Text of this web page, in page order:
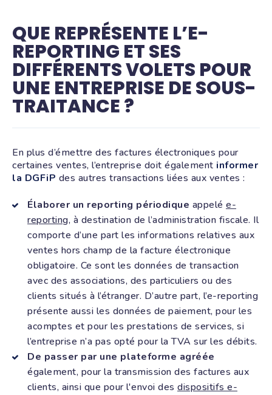
QUE REPRÉSENTE L’E-
REPORTING ET SES
DIFFÉRENTS VOLETS POUR
UNE ENTREPRISE DE SOUS-
TRAITANCE ?
En plus d’émettre des factures électroniques pour
certaines ventes, l’entreprise doit également informer
la DGFiP des autres transactions liées aux ventes :
Élaborer un reporting périodique appelé e-
reporting, à destination de l’administration fiscale. Il
comporte d’une part les informations relatives aux
ventes hors champ de la facture électronique
obligatoire. Ce sont les données de transaction
avec des associations, des particuliers ou des
clients situés à l’étranger. D’autre part, l’e-reporting
présente aussi les données de paiement, pour les
acomptes et pour les prestations de services, si
l’entreprise n’a pas opté pour la TVA sur les débits.
De passer par une plateforme agréée
également, pour la transmission des factures aux
clients, ainsi que pour l'envoi des dispositifs e-